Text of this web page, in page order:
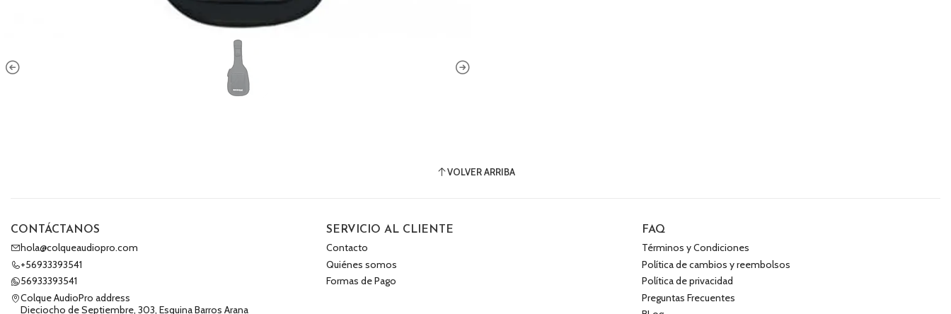
VOLVER ARRIBA
CONTÁCTANOS
hola@colqueaudiopro.com
+56933393541
56933393541
Colque AudioPro address
Dieciocho de Septiembre, 303, Esquina Barros Arana
SERVICIO AL CLIENTE
Contacto
Quiénes somos
Formas de Pago
FAQ
Términos y Condiciones
Política de cambios y reembolsos
Política de privacidad
Preguntas Frecuentes